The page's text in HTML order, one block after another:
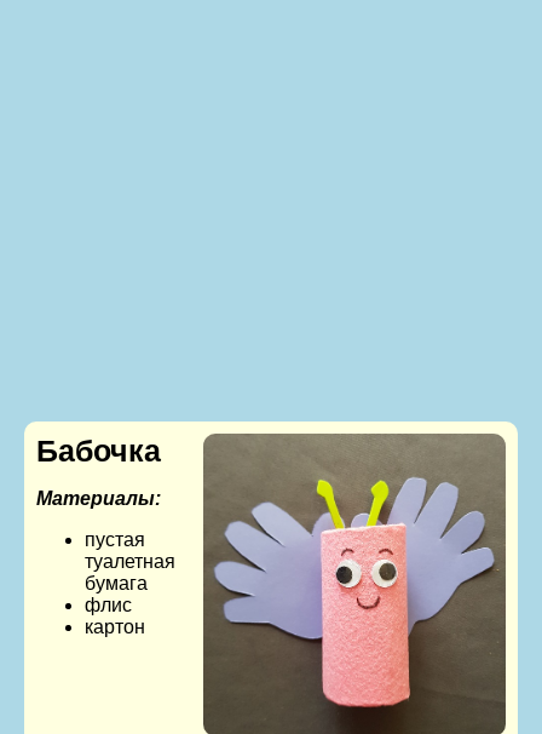
Бабочка
Материалы:
пустая
туалетная
бумага
флис
картон